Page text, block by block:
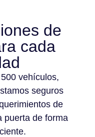
de
cada
vehículos,
seguros
de
puerta de forma